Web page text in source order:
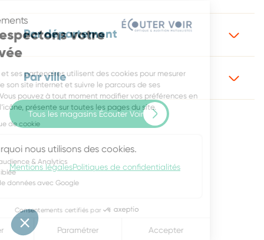
Consentements
Nous respectons votre
vie privée
Écouter Voir et ses partenaires utilisent des cookies pour mesurer
l’audience de son site internet et suivre le parcours de ses
utilisateurs. Vous pouvez à tout moment modifier vos préférences en
cliquant sur l’icône, présente sur toutes les pages du site.
Lire la politique de cookie
Voici pourquoi nous utilisons des cookies.
Mesure d'audience & Analytics
Publicité ciblée
Partage de données avec Google
Consentements certifiés par
Refuser
Par département
Par ville
Tous les magasins Écouter Voir
Mentions légalesPolitiques de confidentialités